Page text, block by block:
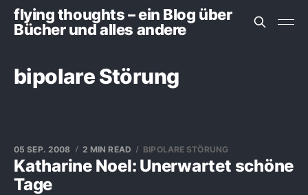
flying thoughts – ein Blog über
Bücher und alles andere
bipolare Störung
Katharine Noel: Unerwartet schöne
Tage
05 SEP. 2008 2 MIN READ BIPOLARE STÖRUNG